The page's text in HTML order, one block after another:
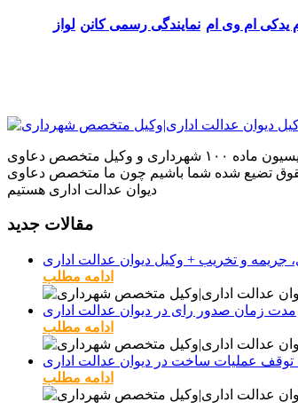
یدکی ام وی ام نمایندگی رسمی کانن لواز
ما بر آنیم که بهترین نتایج را بر اساس تجربیاتمان در دعاوی که به ما می‌سپارید برای شما به ارمغان بیاوریم تجربیاتی که به عنوان وکیل تخصصی کمیسیون ماده ۱۰۰ شهرداری و وکیل متخصص دعاوی
حقوق تضیع شده شما باشیم چون ما متخصص دعاوی
دیوان عدالت اداری هستیم
مقالات جدید
ادامه مطلب
مدت زمان صدور رای در دیوان عدالت اداری
ادامه مطلب
عملیات ساخت در دیوان عدالت اداری
ادامه مطلب